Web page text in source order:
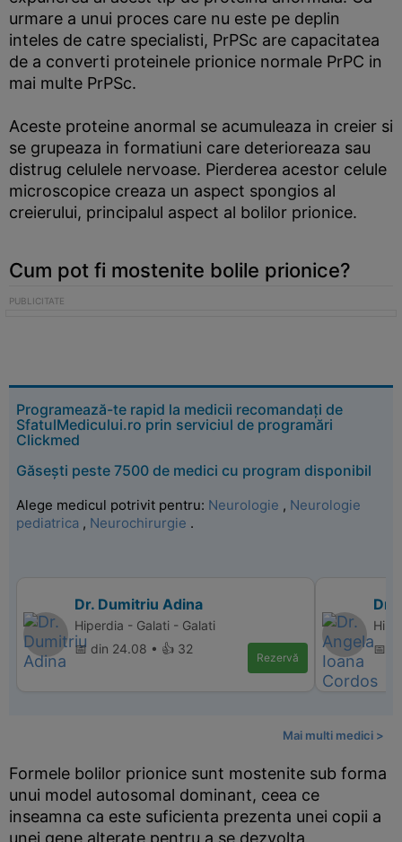
urmare a unui proces care nu este pe deplin
inteles de catre specialisti, PrPSc are capacitatea
de a converti proteinele prionice normale PrPC in
mai multe PrPSc.
Aceste proteine anormal se acumuleaza in creier si
se grupeaza in formatiuni care deterioreaza sau
distrug celulele nervoase. Pierderea acestor celule
microscopice creaza un aspect spongios al
creierului, principalul aspect al bolilor prionice.
Cum pot fi mostenite bolile prionice?
Programează-te rapid la medicii recomandați de
SfatulMedicului.ro prin serviciul de programări
Clickmed
Găsești peste 7500 de medici cu program disponibil
Alege medicul potrivit pentru: Neurologie , Neurologie
pediatrica , Neurochirurgie .
Dr. Dumitriu Adina
Hiperdia - Galati - Galati
📅 din 24.08 • 👍 32
Rezervă
Dr.
📅
Mai multi medici >
Formele bolilor prionice sunt mostenite sub forma
unui model autosomal dominant, ceea ce
inseamna ca este suficienta prezenta unei copii a
unei gene alterate pentru a se dezvolta